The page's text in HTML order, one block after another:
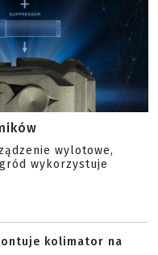
wylotowe,
wykorzystuje
kolimator na